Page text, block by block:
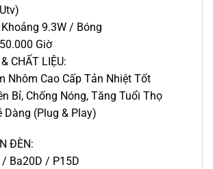
9.3W / Bóng
Giờ
CHẤT LIỆU:
Nhôm Cao Cấp Tản Nhiệt Tốt
Bỉ, Chống Nóng, Tăng Tuổi Thọ
Dàng (Plug & Play)
ĐÈN:
Ba20D / P15D